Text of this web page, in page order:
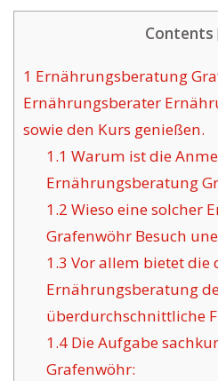
Contents
1 Ernährungsberatung
Ernährungsberater
sowie den Kurs genießen.
1.1 Warum ist die
Ernährungsberatung
1.2 Wieso eine solcher
Grafenwöhr Besuch
1.3 Vor allem bietet die
Ernährungsberatung
überdurchschnittliche
1.4Die Aufgabe
Grafenwöhr: